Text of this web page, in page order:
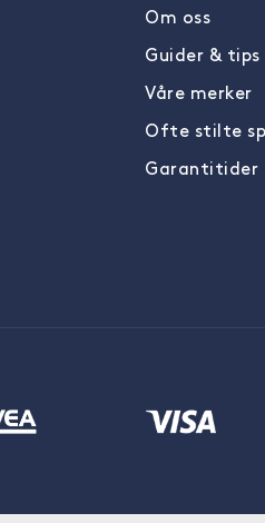
Om oss
Guider & tips
Våre merker
Ofte stilte
Garantitider